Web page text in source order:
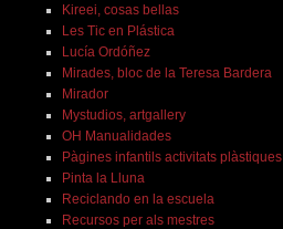
Kireei, cosas bellas
Les Tic en Plástica
Lucía Ordóñez
Mirades, bloc de la Teresa Bardera
Mirador
Mystudios, artgallery
OH Manualidades
Pàgines infantils activitats plàstiques
Pinta la Lluna
Reciclando en la escuela
Recursos per als mestres